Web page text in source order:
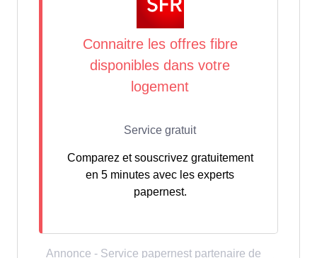
Comparez et souscrivez gratuitement
en 5 minutes avec les experts
papernest.